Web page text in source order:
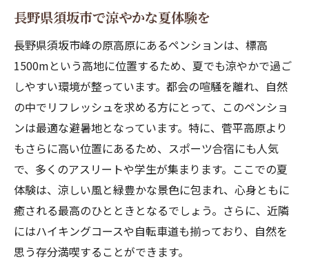
験
最大5名で楽しむ特別なサウナ時間
湯けむりに包まれたリラクゼーション
高地の利点を活かしたサウナの魅力
自然の静けさと調和する癒しの時間
季節を感じるアウトドアサウナの楽しみ
標高1500m須坂市のペンションで涼を感じる夏
休み
高地で過ごす爽やかな日々
都会の喧騒を忘れる避暑地
長野県須坂市で涼やかな夏体験を
長野県須坂市峰の原高原にあるペンションは、標高
1500mという高地に位置するため、夏でも涼やかで過ご
しやすい環境が整っています。都会の喧騒を離れ、自然
の中でリフレッシュを求める方にとって、このペンショ
ンは最適な避暑地となっています。特に、菅平高原より
もさらに高い位置にあるため、スポーツ合宿にも人気
で、多くのアスリートや学生が集まります。ここでの夏
体験は、涼しい風と緑豊かな景色に包まれ、心身ともに
癒される最高のひとときとなるでしょう。さらに、近隣
にはハイキングコースや自転車道も揃っており、自然を
思う存分満喫することができます。